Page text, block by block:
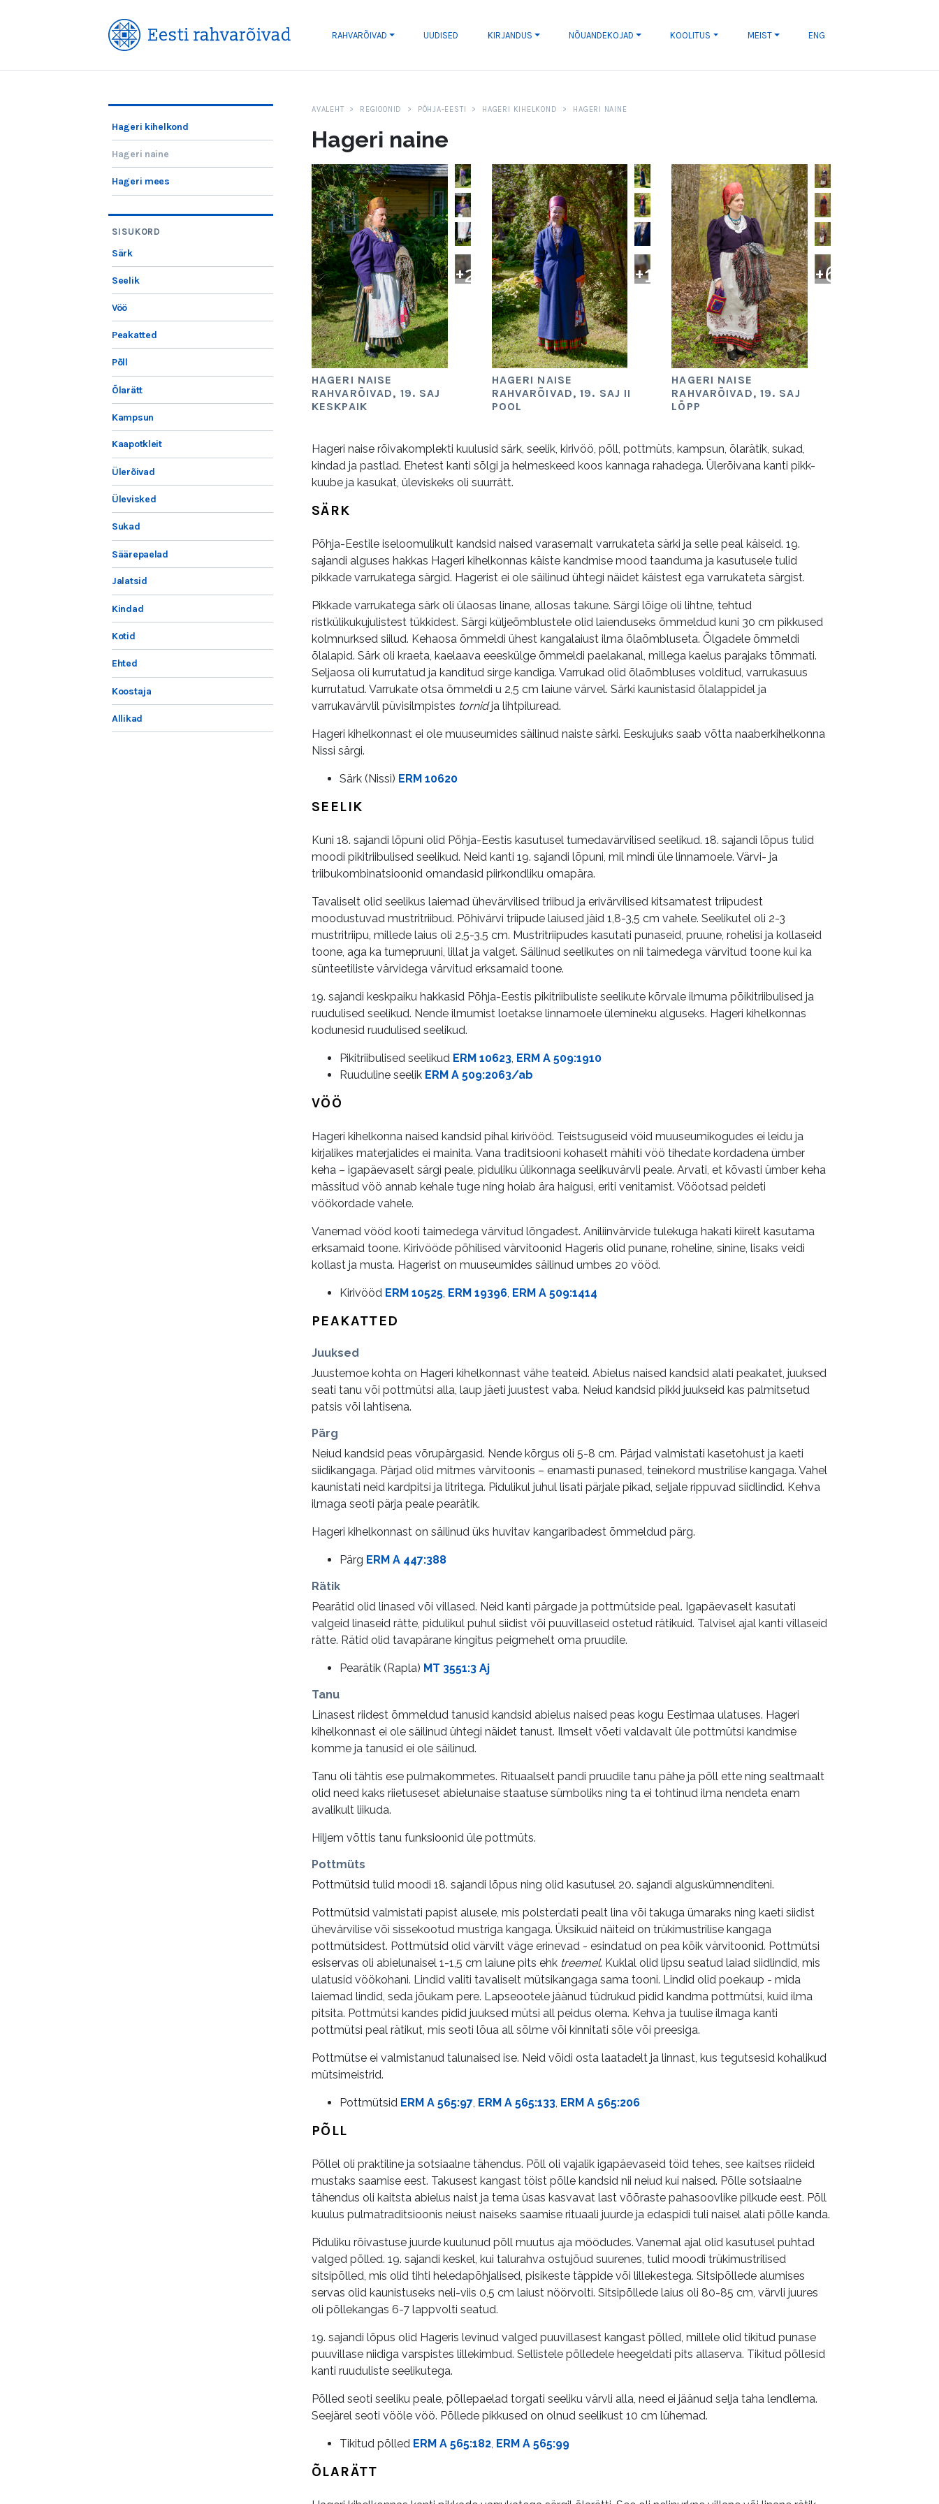
RAHVARÕIVAD UUDISED KIRJANDUS NÕUANDEKOJAD KOOLITUS MEIST ENG
Hageri kihelkond
Hageri naine
Hageri mees
SISUKORD
Särk
Seelik
Vöö
Peakatted
Põll
Õlarätt
Kampsun
Kaapotkleit
Ülerõivad
Ülevisked
Sukad
Säärepaelad
Jalatsid
Kindad
Kotid
Ehted
Koostaja
Allikad
AVALEHT REGIOONID PÕHJA-EESTI HAGERI KIHELKOND HAGERI NAINE
Hageri naine
+2
HAGERI NAISE
RAHVARÕIVAD, 19. SAJ
KESKPAIK
+1
HAGERI NAISE
RAHVARÕIVAD, 19. SAJ II
POOL
+6
HAGERI NAISE
RAHVARÕIVAD, 19. SAJ
LÕPP
Hageri naise rõivakomplekti kuulusid särk, seelik, kirivöö, põll, pottmüts, kampsun, õlarätik, sukad,
kindad ja pastlad. Ehetest kanti sõlgi ja helmeskeed koos kannaga rahadega. Ülerõivana kanti pikk-
kuube ja kasukat, üleviskeks oli suurrätt.
SÄRK
Põhja-Eestile iseloomulikult kandsid naised varasemalt varrukateta särki ja selle peal käiseid. 19.
sajandi alguses hakkas Hageri kihelkonnas käiste kandmise mood taanduma ja kasutusele tulid
pikkade varrukatega särgid. Hagerist ei ole säilinud ühtegi näidet käistest ega varrukateta särgist.
Pikkade varrukatega särk oli ülaosas linane, allosas takune. Särgi lõige oli lihtne, tehtud
ristkülikukujulistest tükkidest. Särgi küljeõmblustele olid laienduseks õmmeldud kuni 30 cm pikkused
kolmnurksed siilud. Kehaosa õmmeldi ühest kangalaiust ilma õlaõmbluseta. Õlgadele õmmeldi
õlalapid. Särk oli kraeta, kaelaava eeeskülge õmmeldi paelakanal, millega kaelus parajaks tõmmati.
Seljaosa oli kurrutatud ja kanditud sirge kandiga. Varrukad olid õlaõmbluses volditud, varrukasuus
kurrutatud. Varrukate otsa õmmeldi u 2,5 cm laiune värvel. Särki kaunistasid õlalappidel ja
varrukavärvlil püvisilmpistes tornidja lihtpiluread.
Hageri kihelkonnast ei ole muuseumides säilinud naiste särki. Eeskujuks saab võtta naaberkihelkonna
Nissi särgi.
Särk (Nissi) ERM 10620
SEELIK
Kuni 18. sajandi lõpuni olid Põhja-Eestis kasutusel tumedavärvilised seelikud. 18. sajandi lõpus tulid
moodi pikitriibulised seelikud. Neid kanti 19. sajandi lõpuni, mil mindi üle linnamoele. Värvi- ja
triibukombinatsioonid omandasid piirkondliku omapära.
Tavaliselt olid seelikus laiemad ühevärvilised triibud ja erivärvilised kitsamatest triipudest
moodustuvad mustritriibud. Põhivärvi triipude laiused jäid 1,8-3,5 cm vahele. Seelikutel oli 2-3
mustritriipu, millede laius oli 2,5-3,5 cm. Mustritriipudes kasutati punaseid, pruune, rohelisi ja kollaseid
toone, aga ka tumepruuni, lillat ja valget. Säilinud seelikutes on nii taimedega värvitud toone kui ka
sünteetiliste värvidega värvitud erksamaid toone.
19. sajandi keskpaiku hakkasid Põhja-Eestis pikitriibuliste seelikute kõrvale ilmuma põikitriibulised ja
ruudulised seelikud. Nende ilmumist loetakse linnamoele ülemineku alguseks. Hageri kihelkonnas
kodunesid ruudulised seelikud.
Pikitriibulised seelikud ERM 10623, ERM A 509:1910
Ruuduline seelik ERM A 509:2063/ab
VÖÖ
Hageri kihelkonna naised kandsid pihal kirivööd. Teistsuguseid vöid muuseumikogudes ei leidu ja
kirjalikes materjalides ei mainita. Vana traditsiooni kohaselt mähiti vöö tihedate kordadena ümber
keha – igapäevaselt särgi peale, piduliku ülikonnaga seelikuvärvli peale. Arvati, et kõvasti ümber keha
mässitud vöö annab kehale tuge ning hoiab ära haigusi, eriti venitamist. Vööotsad peideti
vöökordade vahele.
Vanemad vööd kooti taimedega värvitud lõngadest. Aniliinvärvide tulekuga hakati kiirelt kasutama
erksamaid toone. Kirivööde põhilised värvitoonid Hageris olid punane, roheline, sinine, lisaks veidi
kollast ja musta. Hagerist on muuseumides säilinud umbes 20 vööd.
Kirivööd ERM 10525, ERM 19396, ERM A 509:1414
PEAKATTED
Juuksed
Juustemoe kohta on Hageri kihelkonnast vähe teateid. Abielus naised kandsid alati peakatet, juuksed
seati tanu või pottmütsi alla, laup jäeti juustest vaba. Neiud kandsid pikki juukseid kas palmitsetud
patsis või lahtisena.
Pärg
Neiud kandsid peas võrupärgasid. Nende kõrgus oli 5-8 cm. Pärjad valmistati kasetohust ja kaeti
siidikangaga. Pärjad olid mitmes värvitoonis – enamasti punased, teinekord mustrilise kangaga. Vahel
kaunistati neid kardpitsi ja litritega. Pidulikul juhul lisati pärjale pikad, seljale rippuvad siidlindid. Kehva
ilmaga seoti pärja peale pearätik.
Hageri kihelkonnast on säilinud üks huvitav kangaribadest õmmeldud pärg.
Pärg ERM A 447:388
Rätik
Pearätid olid linased või villased. Neid kanti pärgade ja pottmütside peal. Igapäevaselt kasutati
valgeid linaseid rätte, pidulikul puhul siidist või puuvillaseid ostetud rätikuid. Talvisel ajal kanti villaseid
rätte. Rätid olid tavapärane kingitus peigmehelt oma pruudile.
Pearätik (Rapla) MT 3551:3 Aj
Tanu
Linasest riidest õmmeldud tanusid kandsid abielus naised peas kogu Eestimaa ulatuses. Hageri
kihelkonnast ei ole säilinud ühtegi näidet tanust. Ilmselt võeti valdavalt üle pottmütsi kandmise
komme ja tanusid ei ole säilinud.
Tanu oli tähtis ese pulmakommetes. Rituaalselt pandi pruudile tanu pähe ja põll ette ning sealtmaalt
olid need kaks riietuseset abielunaise staatuse sümboliks ning ta ei tohtinud ilma nendeta enam
avalikult liikuda.
Hiljem võttis tanu funksioonid üle pottmüts.
Pottmüts
Pottmütsid tulid moodi 18. sajandi lõpus ning olid kasutusel 20. sajandi alguskümnenditeni.
Pottmütsid valmistati papist alusele, mis polsterdati pealt lina või takuga ümaraks ning kaeti siidist
ühevärvilise või sissekootud mustriga kangaga. Üksikuid näiteid on trükimustrilise kangaga
pottmütsidest. Pottmütsid olid värvilt väge erinevad - esindatud on pea kõik värvitoonid. Pottmütsi
esiservas oli abielunaisel 1-1,5 cm laiune pits ehk treemel. Kuklal olid lipsu seatud laiad siidlindid, mis
ulatusid vöökohani. Lindid valiti tavaliselt mütsikangaga sama tooni. Lindid olid poekaup - mida
laiemad lindid, seda jõukam pere. Lapseootele jäänud tüdrukud pidid kandma pottmütsi, kuid ilma
pitsita. Pottmütsi kandes pidid juuksed mütsi all peidus olema. Kehva ja tuulise ilmaga kanti
pottmütsi peal rätikut, mis seoti lõua all sõlme või kinnitati sõle või preesiga.
Pottmütse ei valmistanud talunaised ise. Neid võidi osta laatadelt ja linnast, kus tegutsesid kohalikud
mütsimeistrid.
Pottmütsid ERM A 565:97, ERM A 565:133, ERM A 565:206
PÕLL
Põllel oli praktiline ja sotsiaalne tähendus. Põll oli vajalik igapäevaseid töid tehes, see kaitses riideid
mustaks saamise eest. Takusest kangast töist põlle kandsid nii neiud kui naised. Põlle sotsiaalne
tähendus oli kaitsta abielus naist ja tema üsas kasvavat last võõraste pahasoovlike pilkude eest. Põll
kuulus pulmatraditsioonis neiust naiseks saamise rituaali juurde ja edaspidi tuli naisel alati põlle kanda.
Piduliku rõivastuse juurde kuulunud põll muutus aja möödudes. Vanemal ajal olid kasutusel puhtad
valged põlled. 19. sajandi keskel, kui talurahva ostujõud suurenes, tulid moodi trükimustrilised
sitsipõlled, mis olid tihti heledapõhjalised, pisikeste täppide või lillekestega. Sitsipõllede alumises
servas olid kaunistuseks neli-viis 0,5 cm laiust nöörvolti. Sitsipõllede laius oli 80-85 cm, värvli juures
oli põllekangas 6-7 lappvolti seatud.
19. sajandi lõpus olid Hageris levinud valged puuvillasest kangast põlled, millele olid tikitud punase
puuvillase niidiga varspistes lillekimbud. Sellistele põlledele heegeldati pits allaserva. Tikitud põllesid
kanti ruuduliste seelikutega.
Põlled seoti seeliku peale, põllepaelad torgati seeliku värvli alla, need ei jäänud selja taha lendlema.
Seejärel seoti vööle vöö. Põllede pikkused on olnud seelikust 10 cm lühemad.
Tikitud põlled ERM A 565:182, ERM A 565:99
ÕLARÄTT